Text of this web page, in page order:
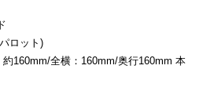
ロット)
約160mm/全横：160mm/奥行160mm 本